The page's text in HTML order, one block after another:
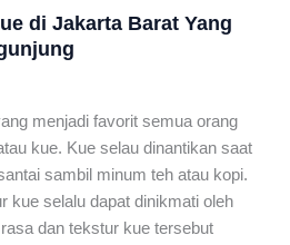
di Jakarta Barat Yang
menjadi favorit semua orang
kue. Kue selau dinantikan saat
sambil minum teh atau kopi.
kue selalu dapat dinikmati oleh
dan tekstur kue tersebut